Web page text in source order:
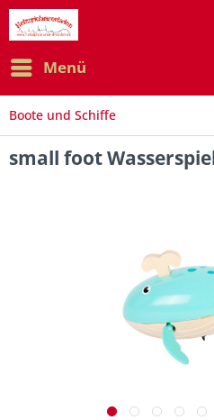
Menü
Boote und Schiffe
small foot